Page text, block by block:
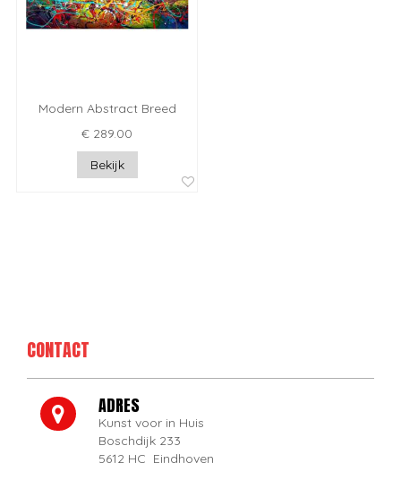
Modern Abstract Breed
€ 289.00
Bekijk
CONTACT
ADRES
Kunst voor in Huis
Boschdijk 233
5612 HC Eindhoven